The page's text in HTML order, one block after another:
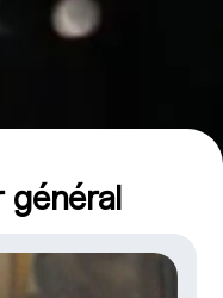
général